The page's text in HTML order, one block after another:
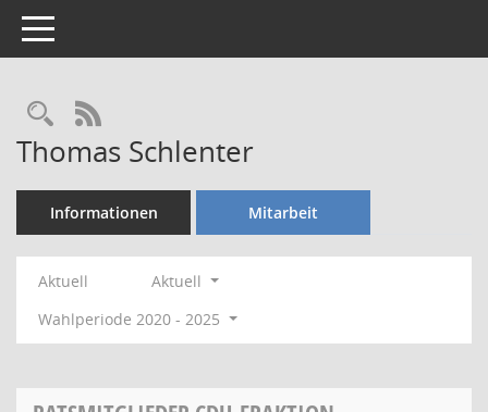
Toggle navigation
Rechercheauswahl
RSS-Feed
Thomas Schlenter
Informationen Mitarbeit
Aktuell
Aktuell
Wahlperiode 2020 - 2025